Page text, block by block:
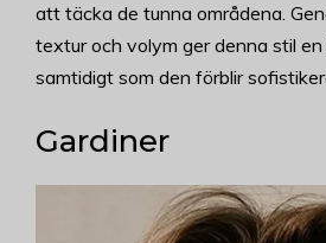
att täcka de tunna områdena.
textur och volym ger denna stil
samtidigt som den förblir
Gardiner